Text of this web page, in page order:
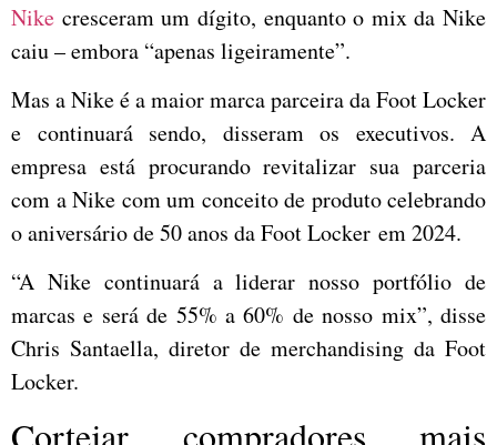
Nike cresceram um dígito, enquanto o mix da Nike
caiu – embora “apenas ligeiramente”.
Mas a Nike é a maior marca parceira da Foot Locker
e continuará sendo, disseram os executivos. A
empresa está procurando revitalizar sua parceria
com a Nike com um conceito de produto celebrando
o aniversário de 50 anos da Foot Locker em 2024.
“A Nike continuará a liderar nosso portfólio de
marcas e será de 55% a 60% de nosso mix”, disse
Chris Santaella, diretor de merchandising da Foot
Locker.
Cortejar compradores mais